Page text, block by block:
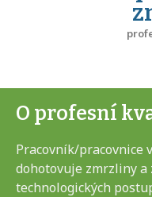
O profesní
Pracovník/pracovnice
dohotovuje zmrzliny
technologických